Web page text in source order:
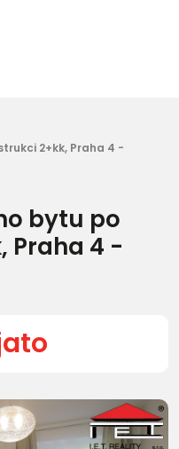
2+kk, Praha 4 -
bytu po
Praha 4 -